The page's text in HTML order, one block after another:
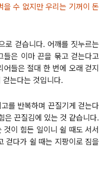
을 수 없지만 우리는 기꺼이 돈
로 걷습니다. 어깨를 짓누르는
들은 이마 끈을 묶고 걷는다고
들은 절대 한 번에 오래 걷지
는다는 것입니다.
를 반복하며 끈질기게 걷는다
은 끈질김에 있는 것 같습니다.
이 힘든 일이니 쉴 때도 서서
걷다가 쉴 때는 지팡이로 짐을